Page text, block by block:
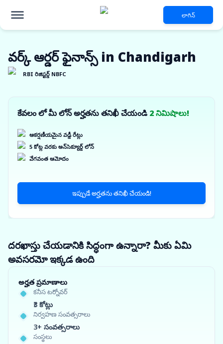
లాగిన్
వర్క్ ఆర్డర్ ఫైనాన్స్ in Chandigarh
RBI రిజిస్టర్డ్ NBFC
కేవలం లో మీ లోన్ అర్హతను తనిఖీ చేయండి 2 నిమిషాలు!
ఆకర్షణీయమైన వడ్డీ రేట్లు
5 కోట్ల వరకు అన్‌సెక్యూర్డ్ లోన్
వేగవంత ఆమోదం
ఇప్పుడే అర్హతను తనిఖీ చేయండి!
దరఖాస్తు చేయడానికి సిద్ధంగా ఉన్నారా? మీకు ఏమి
అవసరమో ఇక్కడ ఉంది
అర్హత ప్రమాణాలు
కనీస టర్నోవర్
₹3 కోట్లు
నిర్వహణ సంవత్సరాలు
3+ సంవత్సరాలు
సంస్థలు